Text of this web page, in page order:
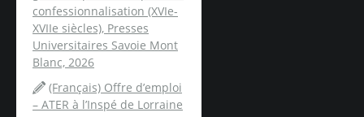
confessionnalisation (XVIe-
XVIIe siècles), Presses
Universitaires Savoie Mont
Blanc, 2026
(Français) Offre d’emploi
– ATER à l’Inspé de Lorraine